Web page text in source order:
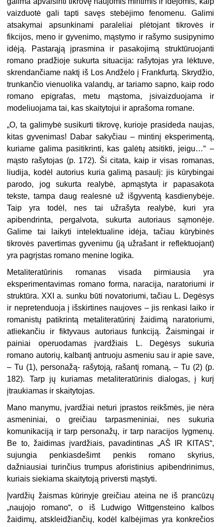
vaizduotė gali tapti savęs stebėjimo fenomenu. Galimi
atsakymai apsunkinami paraleliai plėtojant tikrovės ir
fikcijos, meno ir gyvenimo, mąstymo ir rašymo susipynimo
idėją. Pastarąją įprasmina ir pasakojimą struktūruojanti
romano pradžioje sukurta situacija: rašytojas yra lėktuve,
skrendančiame naktį iš Los Andželo į Frankfurtą. Skrydžio,
trunkančio vienuolika valandų, ar tariamo sapno, kaip rodo
romano epigrafas, metu mąstoma, įsivaizduojama ir
modeliuojama tai, kas skaitytojui ir aprašoma romane.
„O, ta galimybė susikurti tikrovę, kurioje prasideda naujas,
kitas gyvenimas! Dabar sakyčiau – mintinį eksperimentą,
kuriame galima pasitikrinti, kas galėtų atsitikti, jeigu…“ –
mąsto rašytojas (p. 172). Ši citata, kaip ir visas romanas,
liudija, kodėl autorius kuria galimą pasaulį: jis kūrybingai
parodo, jog sukurta realybė, apmąstyta ir papasakota
tekste, tampa daug realesnė už išgyventą kasdienybėje.
Taip yra todėl, nes tai užrašyta realybė, kuri yra
apibendrinta, pergalvota, sukurta autoriaus sąmonėje.
Galime tai laikyti intelektualine idėja, tačiau kūrybinės
tikrovės pavertimas gyvenimu (ją užrašant ir reflektuojant)
yra pagrįstas romano menine logika.
Metaliteratūrinis romanas visada pirmiausia yra
eksperimentavimas romano forma, naracija, naratoriumi ir
struktūra. XXI a. sunku būti novatoriumi, tačiau L. Degėsys
ir nepretenduoja į išskirtines naujoves – jis renkasi laiko ir
romanistų patikrintą metaliteratūrinį žaidimą naratoriumi,
atliekančiu ir fiktyvaus autoriaus funkciją. Žaismingai ir
painiai operuodamas įvardžiais L. Degėsys sukuria
romano autorių, kalbantį antruoju asmeniu sau ir apie save,
– Tu (1), personažą- rašytoją, rašantį romaną, – Tu (2) (p.
182). Tarp jų kuriamas metaliteratūrinis dialogas, į kurį
įtraukiamas ir skaitytojas.
Mano manymu, įvardžiai neturi įprastos reikšmės, jie nėra
asmeniniai, o greičiau tarpasmeniniai, nes sukuria
komunikaciją irtarp personažų, ir tarp naracijos lygmenų.
Be to, žaidimas įvardžiais, pavadintinas „AŠ IR KITAS“,
sujungia penkiasdešimt penkis romano skyrius,
dažniausiai turinčius trumpus aforistinius apibendrinimus,
kuriais siekiama skaitytoją priversti mąstyti.
Įvardžių žaismas kūrinyje greičiau ateina ne iš prancūzų
„naujojo romano“, o iš Ludwigo Wittgensteino kalbos
žaidimų,atskleidžiančių, kodėl kalbėjimas yra konkrečios